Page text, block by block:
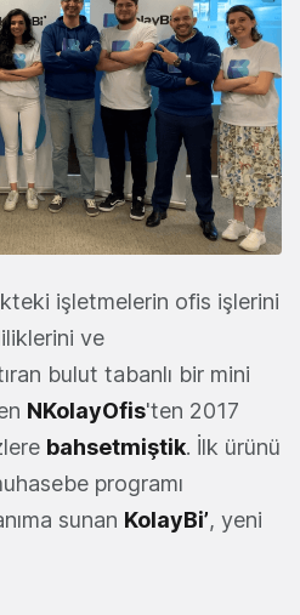
işletmelerin ofis işlerini
ve
bulut tabanlı bir mini
NKolayOfis'ten 2017
bahsetmiştik. İlk ürünü
programı
sunan KolayBi’, yeni